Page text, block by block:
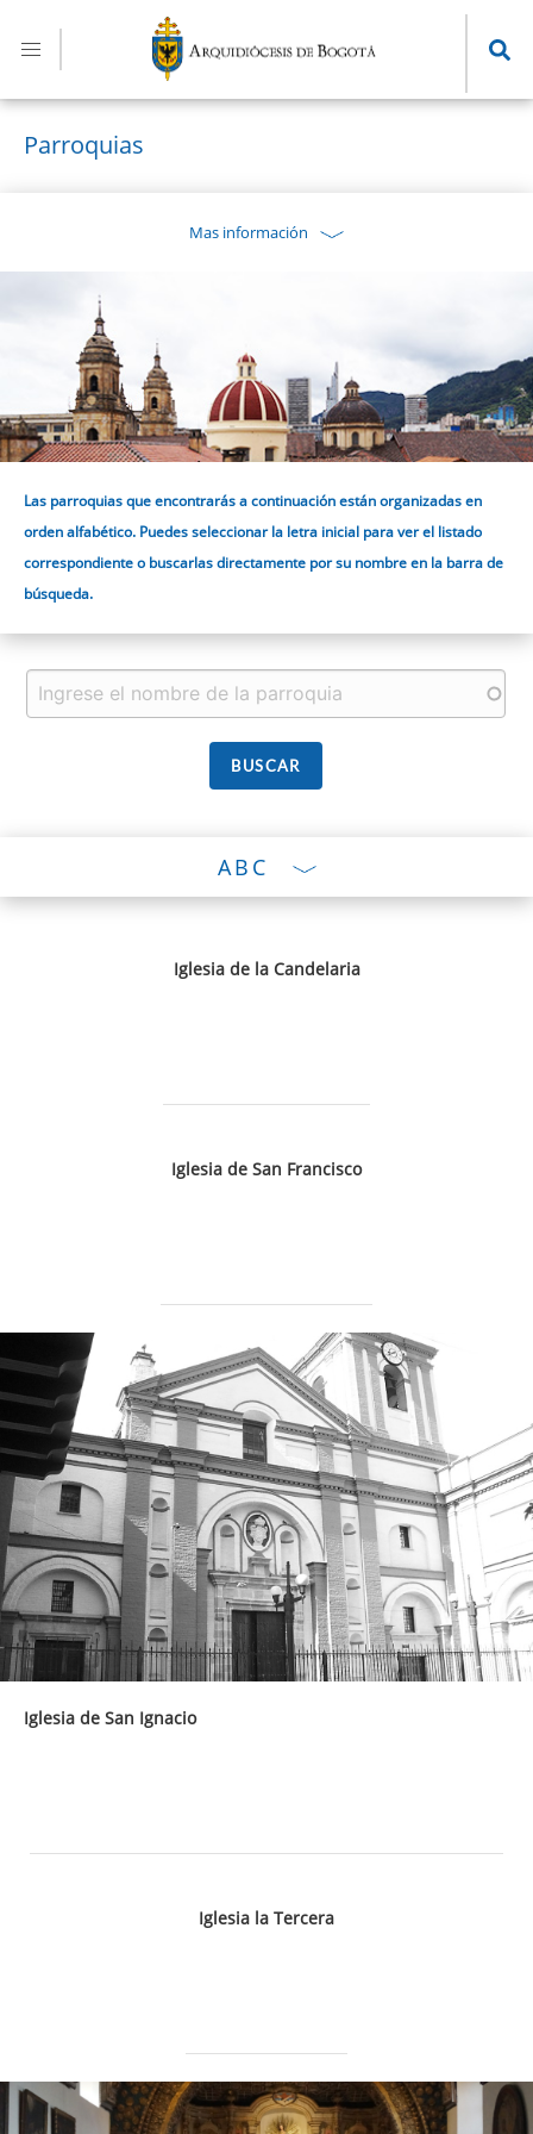
contenido
principal
Parroquias
Mas información
Las parroquias que encontrarás a continuación están organizadas en
orden alfabético. Puedes seleccionar la letra inicial para ver el listado
correspondiente o buscarlas directamente por su nombre en la barra de
búsqueda.
ABC
Iglesia de la Candelaria
Iglesia de San Francisco
Iglesia de San Ignacio
Iglesia la Tercera